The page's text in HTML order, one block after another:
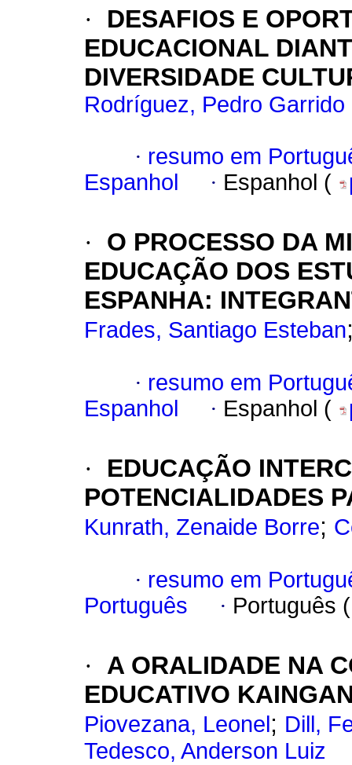
·
DESAFIOS E
EDUCACIONAL
DIVERSIDADE
Rodríguez, Pedro Garrido
· resumo em
Espanhol
· Espanhol (
·
O PROCESSO DA
EDUCAÇÃO DOS
ESPANHA:
Frades, Santiago Esteban
· resumo em
Espanhol
· Espanhol (
·
EDUCAÇÃO
POTENCIALIDADES
Kunrath, Zenaide Borre;
· resumo em
Português
· Português
·
A ORALIDADE NA
EDUCATIVO
Piovezana, Leonel ; Dill,
Tedesco, Anderson Luiz